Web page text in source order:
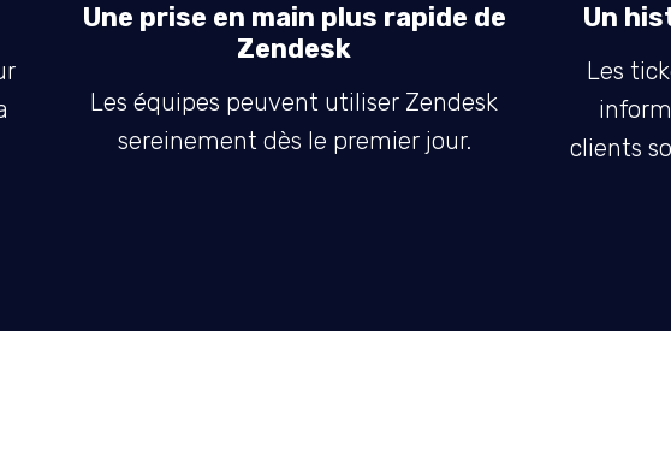
Une prise en main plus rapide de
Zendesk
Les équipes peuvent utiliser Zendesk
sereinement dès le premier jour.
Un
Les
clients